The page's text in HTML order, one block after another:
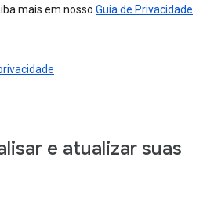
mais em nosso Guia de Privacidade
e atualizar suas